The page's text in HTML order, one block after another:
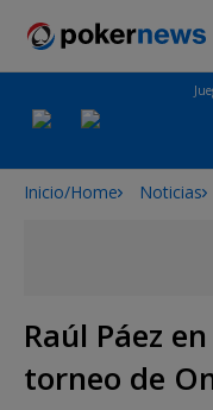
Inicio/Home Noticias
Raúl Páez
torneo de